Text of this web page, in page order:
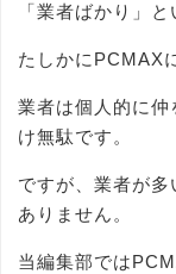
「業者ばかり」
たしかにPCMAX
業者は個人的に
け無駄です。
ですが、業者が
ありません。
当編集部では